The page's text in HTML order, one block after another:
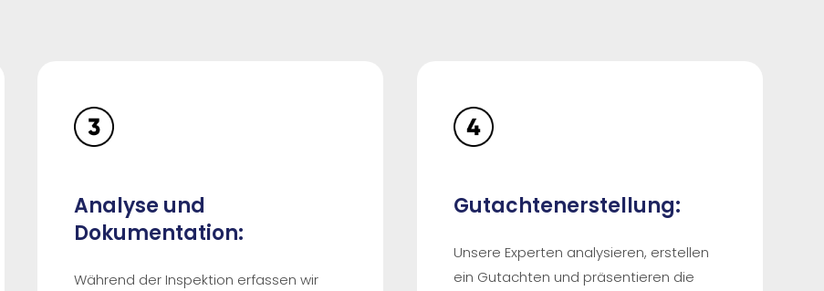
Analyse und
Dokumentation:
Während der Inspektion erfassen wir
Gutachtenerstellung:
Unsere Experten analysieren, erstellen
ein Gutachten und präsentieren die